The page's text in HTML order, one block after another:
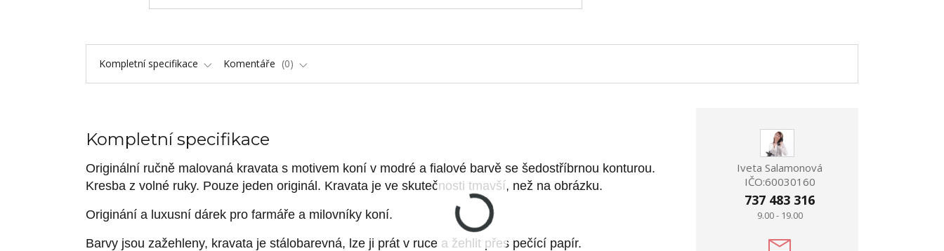
Kompletní specifikace Komentáře 0
Kompletní specifikace
Originální ručně malovaná kravata s motivem koní v modré a fialové barvě se šedostříbrnou konturou.
Kresba z volné ruky. Pouze jeden originál. Kravata je ve skutečnosti tmavší, než na obrázku.
Originání a luxusní dárek pro farmáře a milovníky koní.
Barvy jsou zažehleny, kravata je stálobarevná, lze ji prát v ruce a žehlit přes pečící papír.
Iveta Salamonová
IČO:60030160
737 483 316
9.00 - 19.00